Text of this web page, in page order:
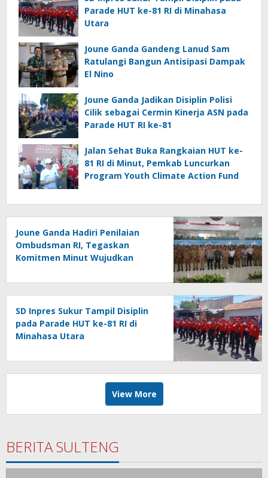
Parade HUT ke-81 RI di Minahasa
Utara
Joune Ganda Gandeng Lanud Sam
Ratulangi Bangun Antisipasi Dampak
El Nino
Joune Ganda Jadikan Disiplin Polisi
Cilik sebagai Cermin Kinerja ASN pada
Parade HUT RI ke-81
Jalan Sehat Buka Rangkaian HUT ke-
81 RI di Minut, Pemkab Luncurkan
Program Youth Climate Action Fund
Joune Ganda Hadiri Penilaian
Ombudsman RI, Tegaskan
Komitmen Minut Wujudkan
SD Inpres Sukur Tampil Disiplin
pada Parade HUT ke-81 RI di
Minahasa Utara
View More
BERITA SULTENG